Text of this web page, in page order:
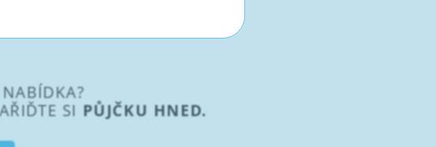
stanete i naším klientem.
SI PŮJČKU HNED.